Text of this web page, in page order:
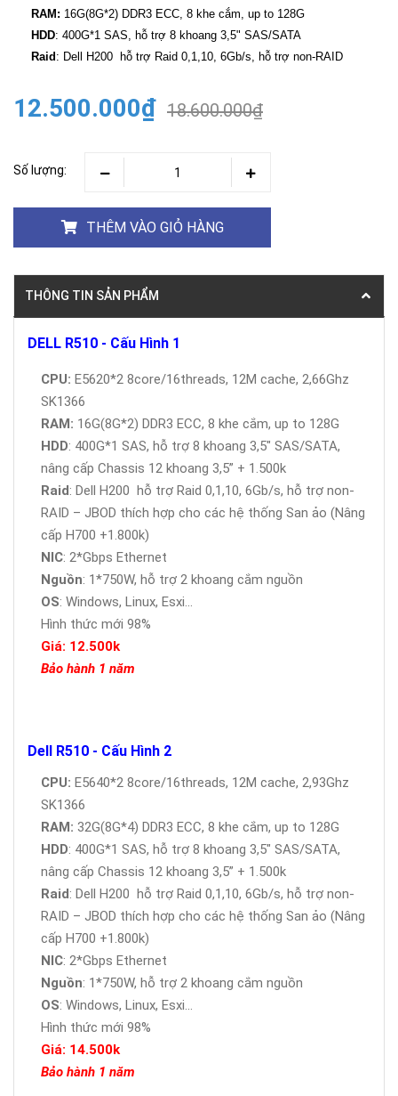
RAM: 16G(8G*2) DDR3 ECC, 8 khe cắm, up to 128G
HDD: 400G*1 SAS, hỗ trợ 8 khoang 3,5" SAS/SATA
Raid : Dell H200 hỗ trợ Raid 0,1,10, 6Gb/s, hỗ trợ non-RAID
12.500.000₫ 18.600.000₫
Số lượng:
THÊM VÀO GIỎ HÀNG
THÔNG TIN SẢN PHẨM
DELL R510 - Cấu Hình 1
CPU: E5620*2 8core/16threads, 12M cache, 2,66Ghz
SK1366
RAM: 16G(8G*2) DDR3 ECC, 8 khe cắm, up to 128G
HDD: 400G*1 SAS, hỗ trợ 8 khoang 3,5" SAS/SATA,
nâng cấp Chassis 12 khoang 3,5” + 1.500k
Raid: Dell H200 hỗ trợ Raid 0,1,10, 6Gb/s, hỗ trợ non-
RAID – JBOD thích hợp cho các hệ thống San ảo (Nâng
cấp H700 +1.800k)
NIC: 2*Gbps Ethernet
Nguồn: 1*750W, hỗ trợ 2 khoang cắm nguồn
OS: Windows, Linux, Esxi...
Hình thức mới 98%
Giá: 12.500k
Bảo hành 1 năm
Dell R510 - Cấu Hình 2
CPU: E5640*2 8core/16threads, 12M cache, 2,93Ghz
SK1366
RAM: 32G(8G*4) DDR3 ECC, 8 khe cắm, up to 128G
HDD: 400G*1 SAS, hỗ trợ 8 khoang 3,5" SAS/SATA,
nâng cấp Chassis 12 khoang 3,5” + 1.500k
Raid: Dell H200 hỗ trợ Raid 0,1,10, 6Gb/s, hỗ trợ non-
RAID – JBOD thích hợp cho các hệ thống San ảo (Nâng
cấp H700 +1.800k)
NIC: 2*Gbps Ethernet
Nguồn: 1*750W, hỗ trợ 2 khoang cắm nguồn
OS: Windows, Linux, Esxi...
Hình thức mới 98%
Giá: 14.500k
Bảo hành 1 năm